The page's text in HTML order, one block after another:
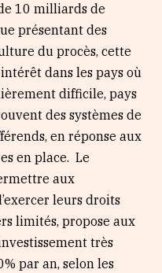
10 milliards de
présentant des
du procès, cette
dans les pays où
difficile, pays
des systèmes de
en réponse aux
en place. Le
aux
leurs droits
limités, propose aux
très
par an, selon les